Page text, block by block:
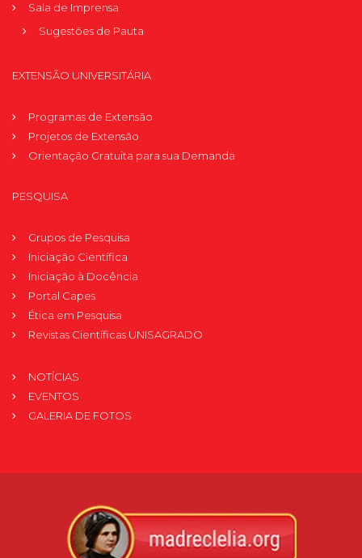
Sala de Imprensa
Sugestões de Pauta
EXTENSÃO UNIVERSITÁRIA
Programas de Extensão
Projetos de Extensão
Orientação Gratuita para sua Demanda
PESQUISA
Grupos de Pesquisa
Iniciação Científica
Iniciação à Docência
Portal Capes
Ética em Pesquisa
Revistas Científicas UNISAGRADO
NOTÍCIAS
EVENTOS
GALERIA DE FOTOS